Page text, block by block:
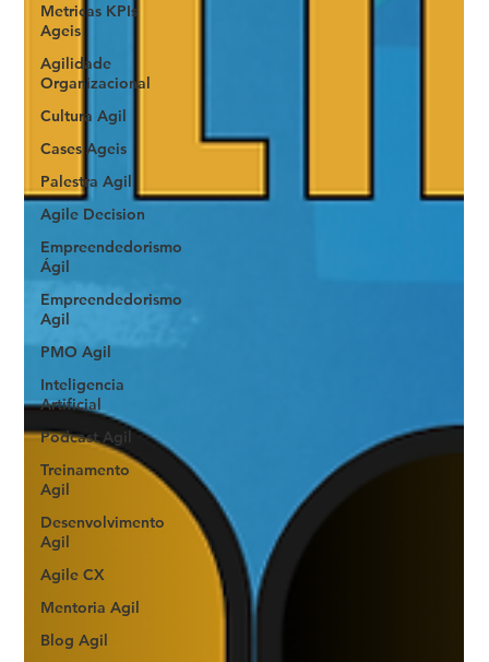
Metricas KPIs
Ageis
Agilidade
Organizacional
Cultura Agil
Cases Ageis
Palestra Agil
Agile Decision
Empreendedorismo
Ágil
Empreendedorismo
Agil
PMO Agil
Inteligencia
Artificial
Podcast Agil
Treinamento
Agil
Desenvolvimento
Agil
Agile CX
Mentoria Agil
Blog Agil